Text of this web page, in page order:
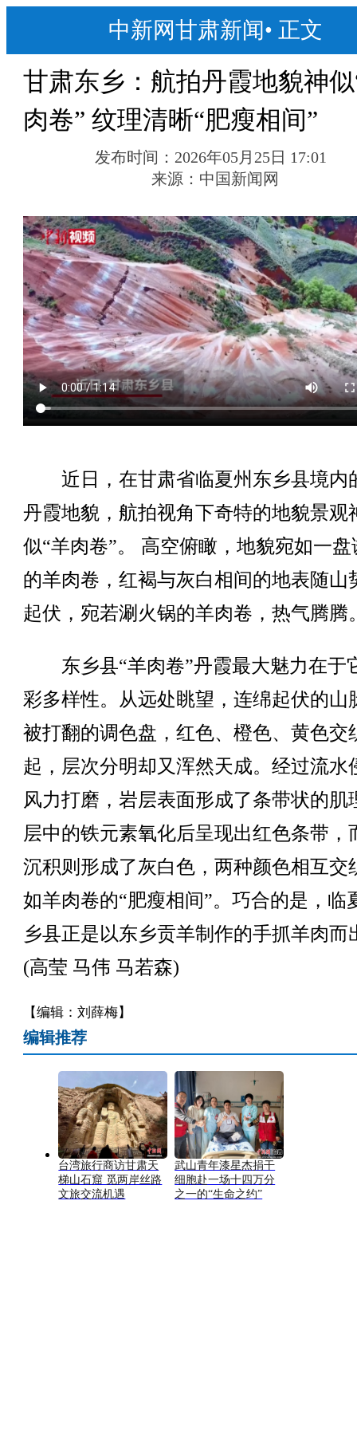
中新网甘肃新闻• 正文
甘肃东乡：航拍丹霞地貌神
肉卷” 纹理清晰“肥瘦相间”
发布时间： 2026年05月25日 17:01
来源： 中国新闻网
近日，在甘肃省临夏州东乡县境内
丹霞地貌，航拍视角下奇特的地貌景观
似“羊肉卷”。 高空俯瞰，地貌宛如一盘
的羊肉卷，红褐与灰白相间的地表随山
起伏，宛若涮火锅的羊肉卷，热气腾腾
东乡县“羊肉卷”丹霞最大魅力在于
彩多样性。从远处眺望，连绵起伏的山
被打翻的调色盘，红色、橙色、黄色交
起，层次分明却又浑然天成。经过流水
风力打磨，岩层表面形成了条带状的肌
层中的铁元素氧化后呈现出红色条带，
沉积则形成了灰白色，两种颜色相互交
如羊肉卷的“肥瘦相间”。巧合的是，临
乡县正是以东乡贡羊制作的手抓羊肉而
(高莹 马伟 马若森)
【编辑：刘薛梅】
编辑推荐
台湾旅行商访甘肃天
梯山石窟 觅两岸丝路
文旅交流机遇
武山青年漆星杰捐干
细胞赴一场十四万分
之一的“生命之约”